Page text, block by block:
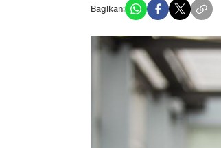
Bagikan: